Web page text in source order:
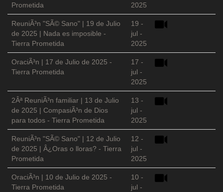
Prometida
2025
ReuniÃ³n "SÃ© Sano" | 19 de Julio
de 2025 | Nada es imposible -
Tierra Prometida
19 -
jul -
2025
OraciÃ³n | 17 de Julio de 2025 -
Tierra Prometida
17 -
jul -
2025
2Âª ReuniÃ³n familiar | 13 de Julio
de 2025 | CompasiÃ³n de Dios
para todos - Tierra Prometida
13 -
jul -
2025
ReuniÃ³n "SÃ© Sano" | 12 de Julio
de 2025 | Â¿Oras o lloras? - Tierra
Prometida
12 -
jul -
2025
OraciÃ³n | 10 de Julio de 2025 -
Tierra Prometida
10 -
jul -